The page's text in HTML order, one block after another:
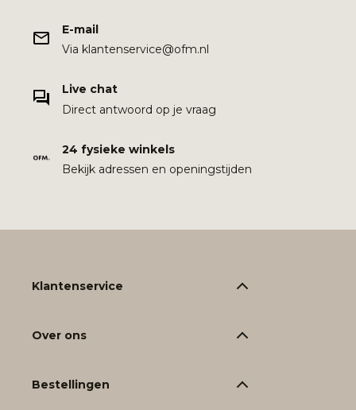
E-mail
Via klantenservice@ofm.nl
Live chat
Direct antwoord op je vraag
24 fysieke winkels
Bekijk adressen en openingstijden
Klantenservice
Over ons
Bestellingen